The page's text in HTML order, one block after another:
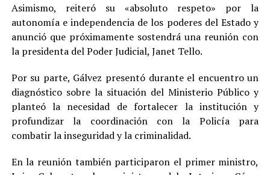
Asimismo, reiteró su «absoluto respeto» por la
autonomía e independencia de los poderes del Estado y
anunció que próximamente sostendrá una reunión con
la presidenta del Poder Judicial, Janet Tello.
Por su parte, Gálvez presentó durante el encuentro un
diagnóstico sobre la situación del Ministerio Público y
planteó la necesidad de fortalecer la institución y
profundizar la coordinación con la Policía para
combatir la inseguridad y la criminalidad.
En la reunión también participaron el primer ministro,